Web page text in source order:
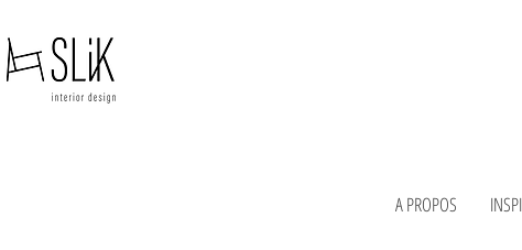
A PROPOS